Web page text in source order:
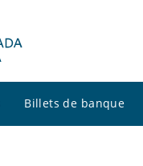
Billets de banque